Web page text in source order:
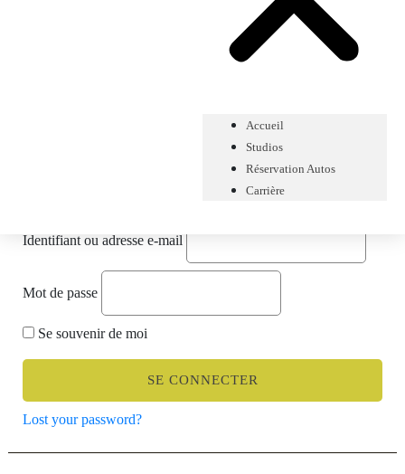
Accueil
Studios
Réservation Autos
Carrière
Identifiant ou adresse e-mail
Mot de passe
Se souvenir de moi
Lost your password?